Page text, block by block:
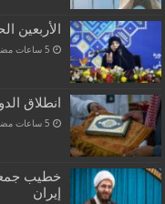
الأربعين
انطلاق الدورة 46 لمسابقة القرآن
خطيب
إيران